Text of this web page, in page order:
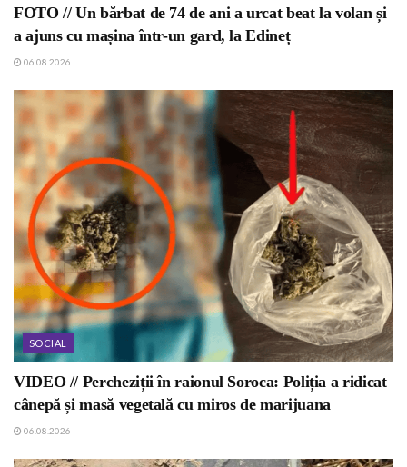
FOTO // Un bărbat de 74 de ani a urcat beat la volan și
a ajuns cu mașina într-un gard, la Edineț
06.08.2026
SOCIAL
VIDEO // Percheziții în raionul Soroca: Poliția a ridicat
cânepă și masă vegetală cu miros de marijuana
06.08.2026